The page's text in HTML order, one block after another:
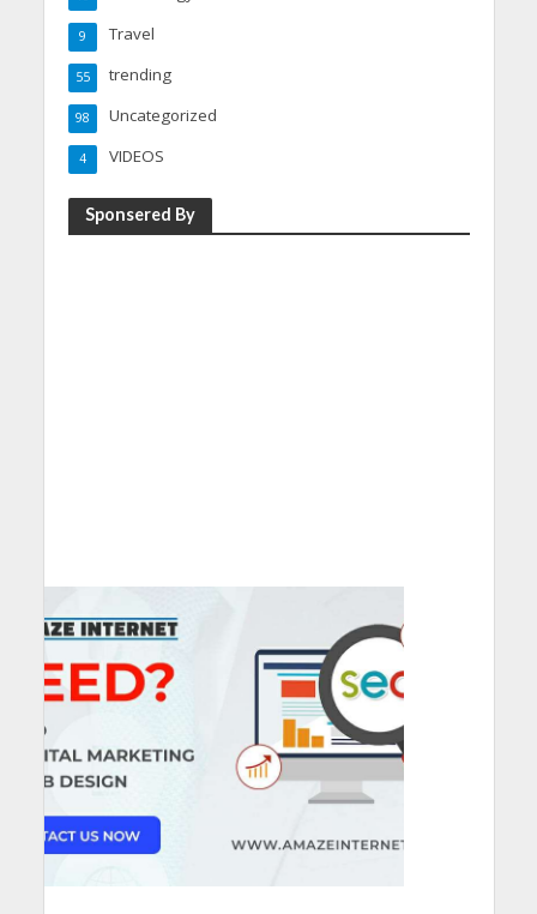
Travel
9
trending
55
Uncategorized
98
VIDEOS
4
Sponsered By